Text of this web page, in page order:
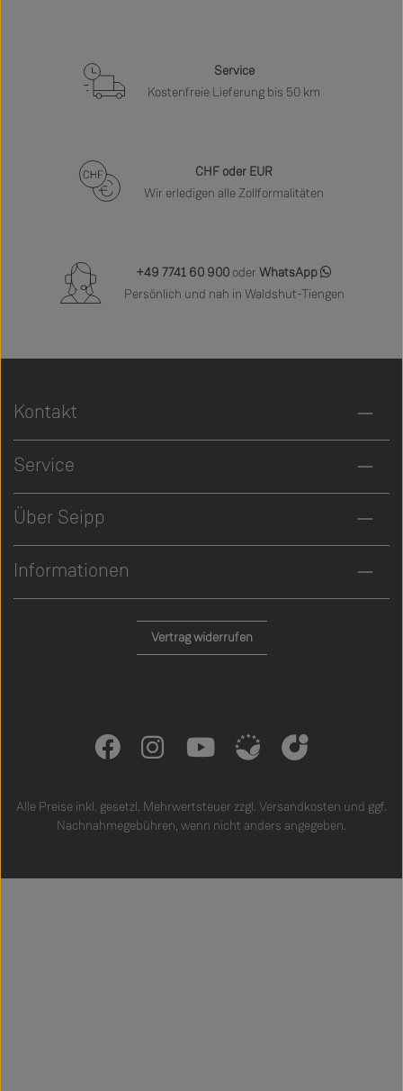
Service
Kostenfreie Lieferung bis 50 km
CHF oder EUR
Wir erledigen alle Zollformalitäten
+49 7741 60 900 oder WhatsApp
Persönlich und nah in Waldshut-Tiengen
Kontakt
Service
Über Seipp
Informationen
Vertrag widerrufen
Alle Preise inkl. gesetzl. Mehrwertsteuer zzgl. Versandkosten und ggf.
Nachnahmegebühren, wenn nicht anders angegeben.